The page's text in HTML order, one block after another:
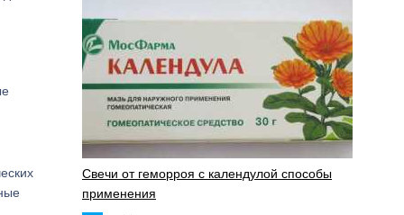
Свечи от геморроя с календулой способы
применения